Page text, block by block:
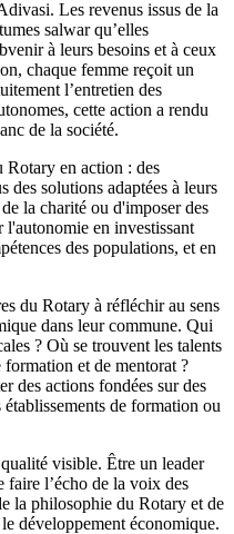
Les revenus issus de la
salwar qu’elles
à leurs besoins et à ceux
chaque femme reçoit un
l’entretien des
cette action a rendu
de la société.
Rotary en action : des
des solutions adaptées à leurs
la charité ou d'imposer des
l'autonomie en investissant
des populations, et en
du Rotary à réfléchir au sens
dans leur commune. Qui
? Où se trouvent les talents
et de mentorat ?
des actions fondées sur des
établissements de formation ou
visible. Être un leader
faire l’écho de la voix des
la philosophie du Rotary et de
développement économique.